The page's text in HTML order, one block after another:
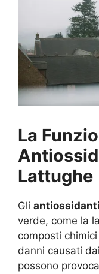
La
Lattughe
Gli antiossidanti
verde, come la
composti
danni causati
possono